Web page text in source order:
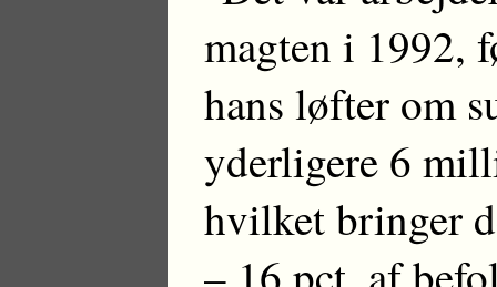
magten i 1992,
hans løfter om
yderligere 6
hvilket bringer